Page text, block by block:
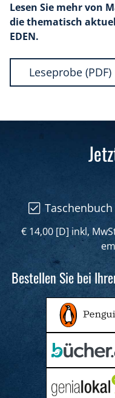
Lesen Sie mehr von
die thematisch
EDEN.
Leseprobe (PDF)
Taschenbuch
€ 14,00 [D] inkl,
Bestellen Sie bei